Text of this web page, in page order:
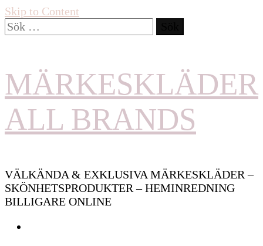
Skip to Content
Sök
efter:
MÄRKESKLÄDER
ALL BRANDS
VÄLKÄNDA & EXKLUSIVA MÄRKESKLÄDER –
SKÖNHETSPRODUKTER – HEMINREDNING
BILLIGARE ONLINE